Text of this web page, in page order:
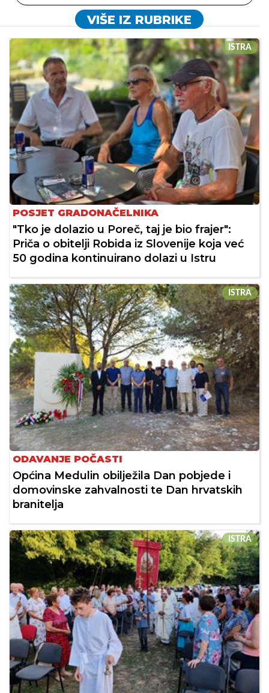
VIŠE IZ RUBRIKE
ISTRA
POSJET GRADONAČELNIKA
"Tko je dolazio u Poreč, taj je bio frajer":
Priča o obitelji Robida iz Slovenije koja već
50 godina kontinuirano dolazi u Istru
ISTRA
ODAVANJE POČASTI
Općina Medulin obilježila Dan pobjede i
domovinske zahvalnosti te Dan hrvatskih
branitelja
ISTRA